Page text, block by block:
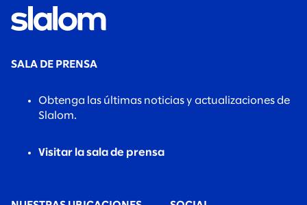
SALA DE PRENSA
Obtenga las últimas noticias y actualizaciones de
Slalom.
Visitar la sala de prensa